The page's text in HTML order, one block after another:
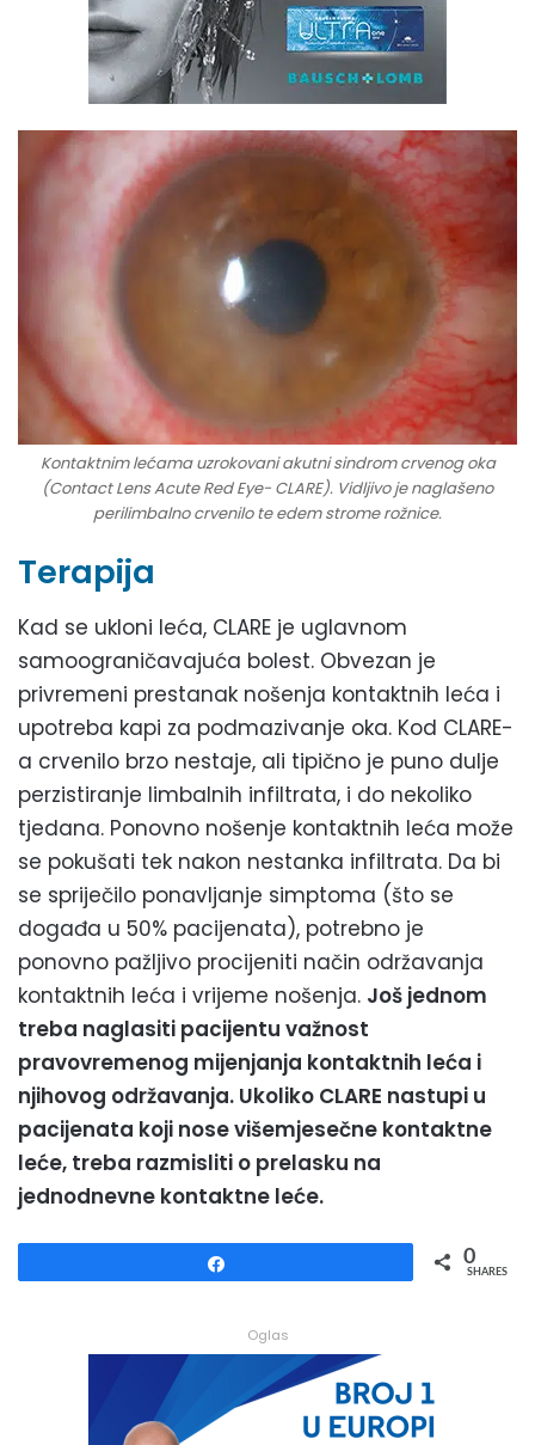
Kontaktnim lećama uzrokovani akutni sindrom crvenog oka
(Contact Lens Acute Red Eye- CLARE). Vidljivo je naglašeno
perilimbalno crvenilo te edem strome rožnice.
Terapija
Kad se ukloni leća, CLARE je uglavnom
samoograničavajuća bolest. Obvezan je
privremeni prestanak nošenja kontaktnih leća i
upotreba kapi za podmazivanje oka. Kod CLARE-
a crvenilo brzo nestaje, ali tipično je puno dulje
perzistiranje limbalnih infiltrata, i do nekoliko
tjedana. Ponovno nošenje kontaktnih leća može
se pokušati tek nakon nestanka infiltrata. Da bi
se spriječilo ponavljanje simptoma (što se
događa u 50% pacijenata), potrebno je
ponovno pažljivo procijeniti način održavanja
kontaktnih leća i vrijeme nošenja. Još jednom
treba naglasiti pacijentu važnost
pravovremenog mijenjanja kontaktnih leća i
njihovog održavanja. Ukoliko CLARE nastupi u
pacijenata koji nose višemjesečne kontaktne
leće, treba razmisliti o prelasku na
jednodnevne kontaktne leće.
0
SHARES
Oglas